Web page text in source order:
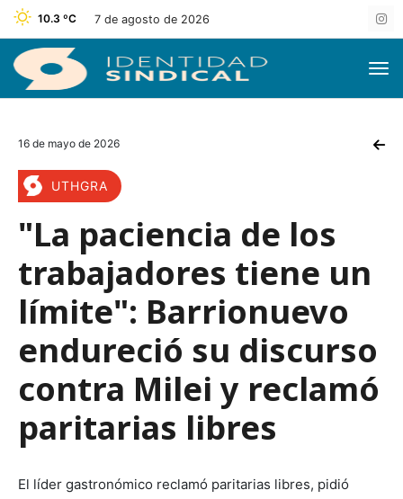
10.3 ºC 7 de agosto de 2026
16 de mayo de 2026
UTHGRA
"La paciencia de los
trabajadores tiene un
límite": Barrionuevo
endureció su discurso
contra Milei y reclamó
paritarias libres
El líder gastronómico reclamó paritarias libres, pidió